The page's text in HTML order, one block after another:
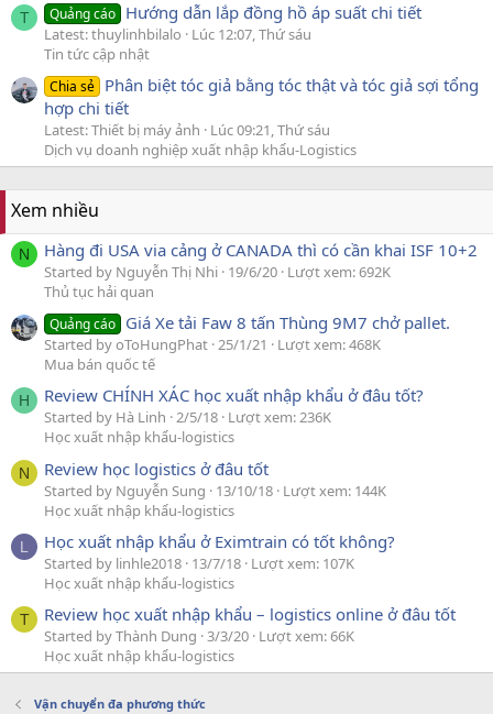
T Quảng cáo Hướng dẫn lắp đồng hồ áp suất chi tiết
Latest: thuylinhbilalo
Lúc 12:07, Thứ sáu
Tin tức cập nhật
Chia sẻ Phân biệt tóc giả bằng tóc thật và tóc giả sợi tổng
hợp chi tiết
Latest: Thiết bị máy ảnh
Lúc 09:21, Thứ sáu
Dịch vụ doanh nghiệp xuất nhập khẩu-Logistics
Xem nhiều
N Hàng đi USA via cảng ở CANADA thì có cần khai ISF 10+2
Started by Nguyễn Thị Nhi 19/6/20 Lượt xem: 692K
Thủ tục hải quan
Quảng cáo Giá Xe tải Faw 8 tấn Thùng 9M7 chở pallet.
Started by oToHungPhat 25/1/21
Lượt xem: 468K
Mua bán quốc tế
H Review CHÍNH XÁC học xuất nhập khẩu ở đâu tốt?
Started by Hà Linh 2/5/18 Lượt xem: 236K
Học xuất nhập khẩu-logistics
N Review học logistics ở đâu tốt
Started by Nguyễn Sung 13/10/18 Lượt xem: 144K
Học xuất nhập khẩu-logistics
L Học xuất nhập khẩu ở Eximtrain có tốt không?
Started by linhle2018 13/7/18 Lượt xem: 107K
Học xuất nhập khẩu-logistics
T Review học xuất nhập khẩu – logistics online ở đâu tốt
Started by Thành Dung 3/3/20 Lượt xem: 66K
Học xuất nhập khẩu-logistics
Vận chuyển đa phương thức